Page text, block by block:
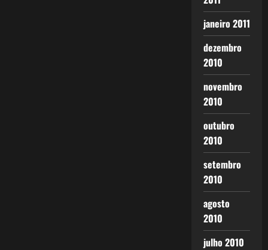
janeiro 2011
dezembro
2010
novembro
2010
outubro
2010
setembro
2010
agosto
2010
julho 2010